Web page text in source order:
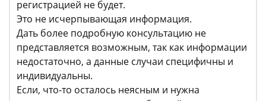
регистрацией не будет.
Это не исчерпывающая информация.
Дать более подробную консультацию не
представляется возможным, так как информации
недостаточно, а данные случаи специфичны и
индивидуальны.
Если, что-то осталось неясным и нужна